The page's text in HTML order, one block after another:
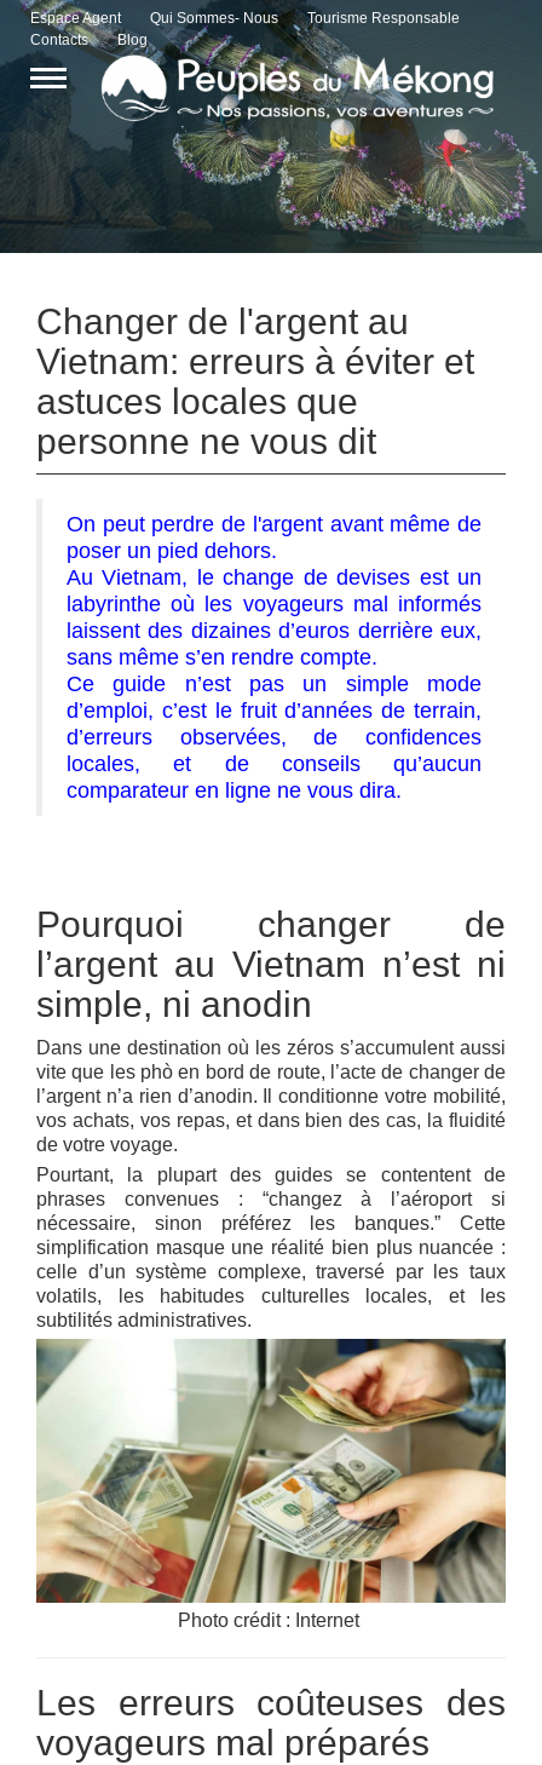
Espace Agent Qui Sommes- Nous
Tourisme Responsable
Contacts
Blog
Changer de l'argent au
Vietnam: erreurs à éviter et
astuces locales que
personne ne vous dit
On peut perdre de l'argent avant même de
poser un pied dehors.
Au Vietnam, le change de devises est un
labyrinthe où les voyageurs mal informés
laissent des dizaines d’euros derrière eux,
sans même s’en rendre compte.
Ce guide n’est pas un simple mode
d’emploi, c’est le fruit d’années de terrain,
d’erreurs observées, de confidences
locales, et de conseils qu’aucun
comparateur en ligne ne vous dira.
Pourquoi changer de
l’argent au Vietnam n’est ni
simple, ni anodin
Dans une destination où les zéros s’accumulent aussi
vite que les phò en bord de route, l’acte de changer de
l’argent n’a rien d’anodin. Il conditionne votre mobilité,
vos achats, vos repas, et dans bien des cas, la fluidité
de votre voyage.
Pourtant, la plupart des guides se contentent de
phrases convenues : “changez à l’aéroport si
nécessaire, sinon préférez les banques.” Cette
simplification masque une réalité bien plus nuancée :
celle d’un système complexe, traversé par les taux
volatils, les habitudes culturelles locales, et les
subtilités administratives.
Photo crédit : Internet
Les erreurs coûteuses des
voyageurs mal préparés